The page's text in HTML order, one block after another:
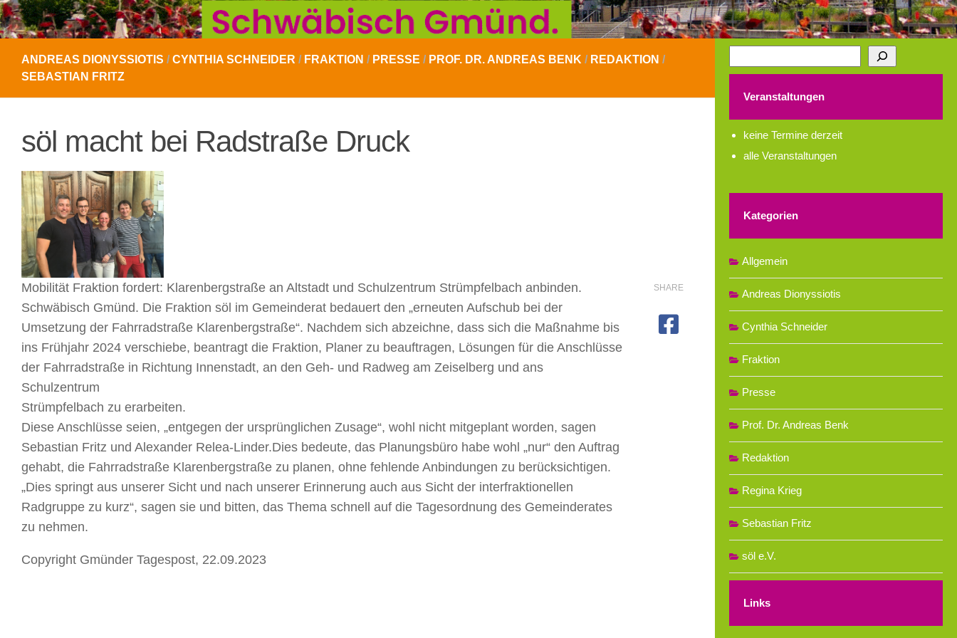
ANDREAS DIONYSSIOTIS / CYNTHIA SCHNEIDER / FRAKTION / PRESSE / PROF. DR. ANDREAS BENK / REDAKTION /
SEBASTIAN FRITZ
söl macht bei Radstraße Druck
Mobilität Fraktion fordert: Klarenbergstraße an Altstadt und Schulzentrum Strümpfelbach anbinden.
Schwäbisch Gmünd. Die Fraktion söl im Gemeinderat bedauert den „erneuten Aufschub bei der
Umsetzung der Fahrradstraße Klarenbergstraße“. Nachdem sich abzeichne, dass sich die Maßnahme bis
ins Frühjahr 2024 verschiebe, beantragt die Fraktion, Planer zu beauftragen, Lösungen für die Anschlüsse
der Fahrradstraße in Richtung Innenstadt, an den Geh- und Radweg am Zeiselberg und ans
Schulzentrum
Strümpfelbach zu erarbeiten.
Diese Anschlüsse seien, „entgegen der ursprünglichen Zusage“, wohl nicht mitgeplant worden, sagen
Sebastian Fritz und Alexander Relea-Linder.Dies bedeute, das Planungsbüro habe wohl „nur“ den Auftrag
gehabt, die Fahrradstraße Klarenbergstraße zu planen, ohne fehlende Anbindungen zu berücksichtigen.
„Dies springt aus unserer Sicht und nach unserer Erinnerung auch aus Sicht der interfraktionellen
Radgruppe zu kurz“, sagen sie und bitten, das Thema schnell auf die Tagesordnung des Gemeinderates
zu nehmen.
Copyright Gmünder Tagespost, 22.09.2023
SHARE
Veranstaltungen
keine Termine derzeit
alle Veranstaltungen
Kategorien
Allgemein
Andreas Dionyssiotis
Cynthia Schneider
Fraktion
Presse
Prof. Dr. Andreas Benk
Redaktion
Regina Krieg
Sebastian Fritz
söl e.V.
Links